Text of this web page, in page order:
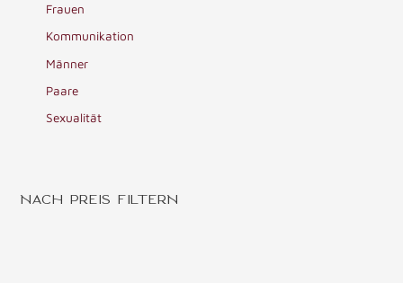
Frauen
Kommunikation
Männer
Paare
Sexualität
NACH PREIS FILTERN